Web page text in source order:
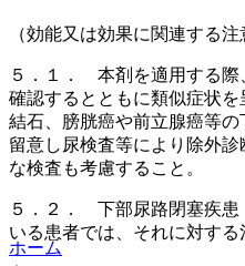
（効能又は効果に関連する注
５．１． 本剤を適用する際
確認するとともに類似症状
結石、膀胱癌や前立腺癌等
留意し尿検査等により除外
な検査も考慮すること。
５．２． 下部尿路閉塞疾患
いる患者では、それに対する
ホーム